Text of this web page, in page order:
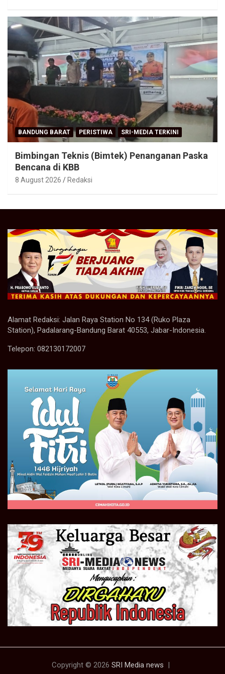
BANDUNG BARAT PERISTIWA SRI-MEDIA TERKINI
Bimbingan Teknis (Bimtek) Penanganan Paska
Bencana di KBB
8 August 2026 Redaksi
Alamat Redaksi: Jalan Raya Station No 134 (Ruko Plaza
Station), Padalarang-Bandung Barat 40553, Jabar-Indonesia.
Telepon: 082130172007
Copyright © 2026 SRI Media news